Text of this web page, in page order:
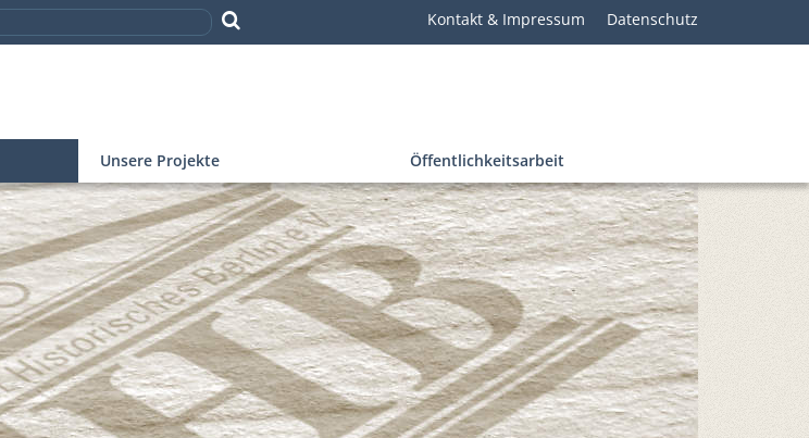
Kontakt & Impressum Datenschutz
Unsere Projekte Öffentlichkeitsarbeit